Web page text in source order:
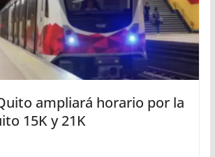
ampliará horario por la
15K y 21K